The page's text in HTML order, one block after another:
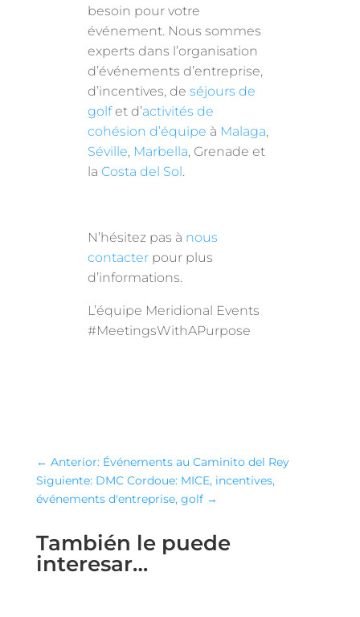
besoin pour votre
événement. Nous sommes
experts dans l’organisation
d’événements d’entreprise,
d’incentives, deséjours de
golfet d’activités de
cohésion d’équipe à Malaga,
Séville, Marbella, Grenade et
la Costa del Sol .
N’hésitez pas à nous
contacter pour plus
d’informations.
L’équipe Meridional Events
#MeetingsWithAPurpose
← Anterior: Événements au Caminito del Rey
Siguiente: DMC Cordoue: MICE, incentives,
événements d'entreprise, golf→
También le puede
interesar…